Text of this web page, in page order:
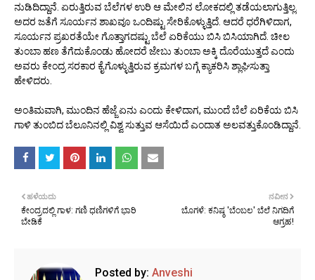
ನುಡಿದಿದ್ದಾನೆ. ಏರುತ್ತಿರುವ ಬೆಲೆಗಳ ಉರಿ ಆ ಮೇಲಿನ ಲೋಕದಲ್ಲಿ ತಡೆಯಲಾಗುತ್ತಿಲ್ಲ.
ಅದರ ಜತೆಗೆ ಸೂರ್ಯನ ಶಾಖವೂ ಒಂದಿಷ್ಟು ಸೇರಿಕೊಳ್ಳುತ್ತಿದೆ. ಆದರೆ ಧರೆಗಿಳಿದಾಗ,
ಸೂರ್ಯನ ಪ್ರಖರತೆಯೇ ಗೊತ್ತಾಗದಷ್ಟು ಬೆಲೆ ಏರಿಕೆಯು ಬಿಸಿ ಬಿಸಿಯಾಗಿದೆ. ಚೀಲ
ತುಂಬಾ ಹಣ ತೆಗೆದುಕೊಂಡು ಹೋದರೆ ಜೇಬು ತುಂಬಾ ಅಕ್ಕಿ ದೊರೆಯುತ್ತದೆ ಎಂದು
ಅವರು ಕೇಂದ್ರ ಸರಕಾರ ಕೈಗೊಳ್ಳುತ್ತಿರುವ ಕ್ರಮಗಳ ಬಗ್ಗೆ ಕ್ಯಾಕರಿಸಿ ಶ್ಲಾಘಿಸುತ್ತಾ
ಹೇಳಿದರು.
ಅಂತಿಮವಾಗಿ, ಮುಂದಿನ ಹೆಜ್ಜೆ ಏನು ಎಂದು ಕೇಳಿದಾಗ, ಮುಂದೆ ಬೆಲೆ ಏರಿಕೆಯ ಬಿಸಿ
ಗಾಳಿ ತುಂಬಿದ ಬೆಲೂನಿನಲ್ಲಿ ವಿಶ್ವ ಸುತ್ತುವ ಆಸೆಯಿದೆ ಎಂದಾತ ಅಲವತ್ತುಕೊಂಡಿದ್ದಾನೆ.
ನವೀನ
ಬೊಗಳೆ: ಕನಿಷ್ಠ 'ಬೆಂಬಲ' ಬೆಲೆ ನಿಗದಿಗೆ
ಆಗ್ರಹ!
ಹಳೆಯದು
ಕೇಂದ್ರದಲ್ಲಿ ಗಾಳ: ಗಣಿ ಧಣಿಗಳಿಗೆ ಭಾರಿ
ಬೇಡಿಕೆ
Posted by: Anveshi